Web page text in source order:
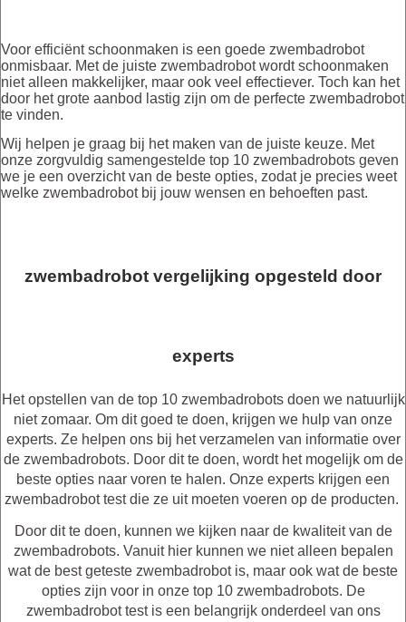
Voor efficiënt schoonmaken is een goede zwembadrobot
onmisbaar. Met de juiste zwembadrobot wordt schoonmaken
niet alleen makkelijker, maar ook veel effectiever. Toch kan het
door het grote aanbod lastig zijn om de perfecte zwembadrobot
te vinden.
Wij helpen je graag bij het maken van de juiste keuze. Met
onze zorgvuldig samengestelde top 10 zwembadrobots geven
we je een overzicht van de beste opties, zodat je precies weet
welke zwembadrobot bij jouw wensen en behoeften past.
zwembadrobot vergelijking opgesteld door
experts
Het opstellen van de top 10 zwembadrobots doen we natuurlijk
niet zomaar. Om dit goed te doen, krijgen we hulp van onze
experts. Ze helpen ons bij het verzamelen van informatie over
de zwembadrobots. Door dit te doen, wordt het mogelijk om de
beste opties naar voren te halen. Onze experts krijgen een
zwembadrobot test die ze uit moeten voeren op de producten.
Door dit te doen, kunnen we kijken naar de kwaliteit van de
zwembadrobots. Vanuit hier kunnen we niet alleen bepalen
wat de best geteste zwembadrobot is, maar ook wat de beste
opties zijn voor in onze top 10 zwembadrobots. De
zwembadrobot test is een belangrijk onderdeel van ons